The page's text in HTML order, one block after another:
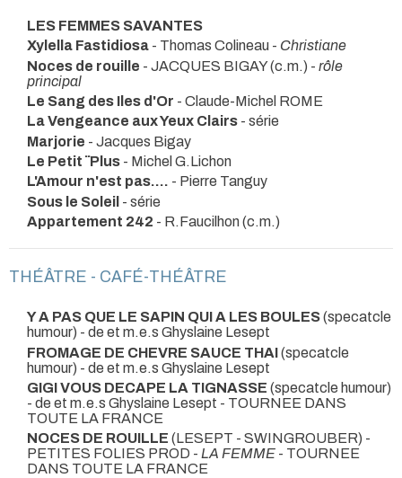
LES FEMMES SAVANTES
Xylella Fastidiosa - Thomas Colineau - Christiane
Noces de rouille - JACQUES BIGAY (c.m.) - rôle
principal
Le Sang des Iles d'Or - Claude-Michel ROME
La Vengeance aux Yeux Clairs - série
Marjorie - Jacques Bigay
Le Petit ¨Plus - Michel G.Lichon
L'Amour n'est pas.... - Pierre Tanguy
Sous le Soleil - série
Appartement 242 - R.Faucilhon (c.m.)
THÉÂTRE - CAFÉ-THÉÂTRE
Y A PAS QUE LE SAPIN QUI A LES BOULES(specatcle
humour) - de et m.e.s Ghyslaine Lesept
FROMAGE DE CHEVRE SAUCE THAI(specatcle
humour) - de et m.e.s Ghyslaine Lesept
GIGI VOUS DECAPE LA TIGNASSE (specatcle humour)
- de et m.e.s Ghyslaine Lesept - TOURNEE DANS
TOUTE LA FRANCE
NOCES DE ROUILLE (LESEPT - SWINGROUBER) -
PETITES FOLIES PROD - LA FEMME - TOURNEE
DANS TOUTE LA FRANCE